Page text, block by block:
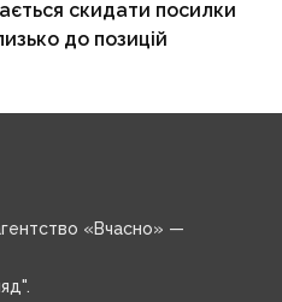
скидати посилки
до позицій
«Вчасно» —